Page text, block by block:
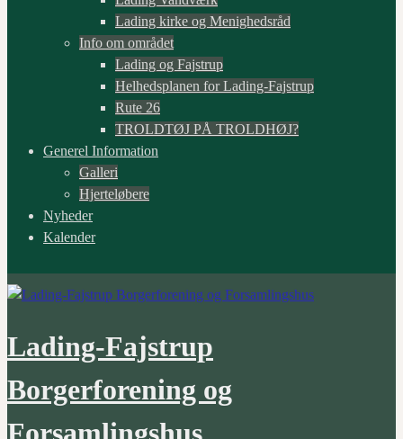
Lading kirke og Menighedsråd
Info om området
Lading og Fajstrup
Helhedsplanen for Lading-Fajstrup
Rute 26
TROLDTØJ PÅ TROLDHØJ?
Generel Information
Galleri
Hjerteløbere
Nyheder
Kalender
Lading-Fajstrup
Borgerforening og